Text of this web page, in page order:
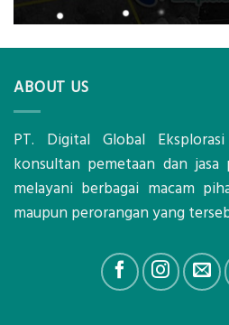
ABOUT US
PT. Digital Global
konsultan pemetaan dan jasa
melayani berbagai macam
maupun perorangan yang